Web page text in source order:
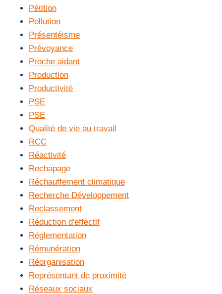
Pétition
Pollution
Présentéisme
Prévoyance
Proche aidant
Production
Productivité
PSE
PSE
Qualité de vie au travail
RCC
Réactivité
Rechapage
Réchauffement climatique
Recherche Développement
Reclassement
Réduction d'effectif
Réglementation
Rémunération
Réorganisation
Représentant de proximité
Réseaux sociaux